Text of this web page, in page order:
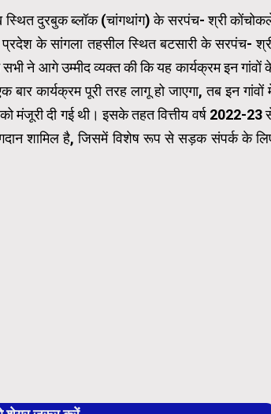
स्थित दुरबुक ब्लॉक (चांगथांग) के सरपंच- श्री
प्रदेश के सांगला तहसील स्थित बटसारी के सरपंच-
ने आगे उम्मीद व्यक्त की कि यह कार्यक्रम इन गांवों
कार्यक्रम पूरी तरह लागू हो जाएगा, तब इन गांवों
मंजूरी दी गई थी। इसके तहत वित्तीय वर्ष 2022-23
शामिल है, जिसमें विशेष रूप से सड़क संपर्क के